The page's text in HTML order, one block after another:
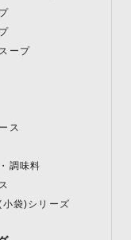
ープ
ス
調味料
袋)シリーズ